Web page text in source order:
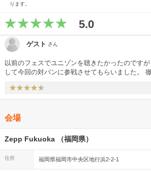
ります。
5.0
ゲスト さん
以前のフェスでユニゾンを聴きたかったのです
して今回の対バンに参戦させてもらいました。
ず。 ライブ後に調べました。 すると、この曲は
で、直近のセトリを拝見したところ、最近はあ
ンさん、キョードー西日本さん、ありがとうござ
会場
Zepp Fukuoka （福岡県）
住所 福岡県福岡市中央区地行浜2-2-1